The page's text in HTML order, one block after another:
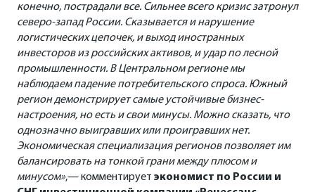
конечно, пострадали все. Сильнее всего кризис затронул
северо-запад России. Сказывается и нарушение
логистических цепочек, и выход иностранных
инвесторов из российских активов, и удар по лесной
промышленности. В Центральном регионе мы
наблюдаем падение потребительского спроса. Южный
регион демонстрирует самые устойчивые бизнес-
настроения, но есть и свои минусы. Можно сказать, что
однозначно выигравших или проигравших нет.
Экономическая специализация регионов позволяет им
балансировать на тонкой грани между плюсом и
минусом»,— комментирует экономист по России и